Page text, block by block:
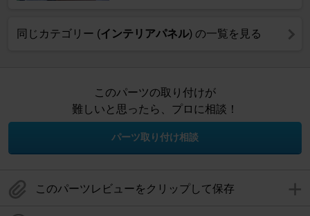
同じカテゴリー (インテリアパネル) の一覧を見る
このパーツの取り付けが
難しいと思ったら、プロに相談！
パーツ取り付け相談
このパーツレビューをクリップして保存